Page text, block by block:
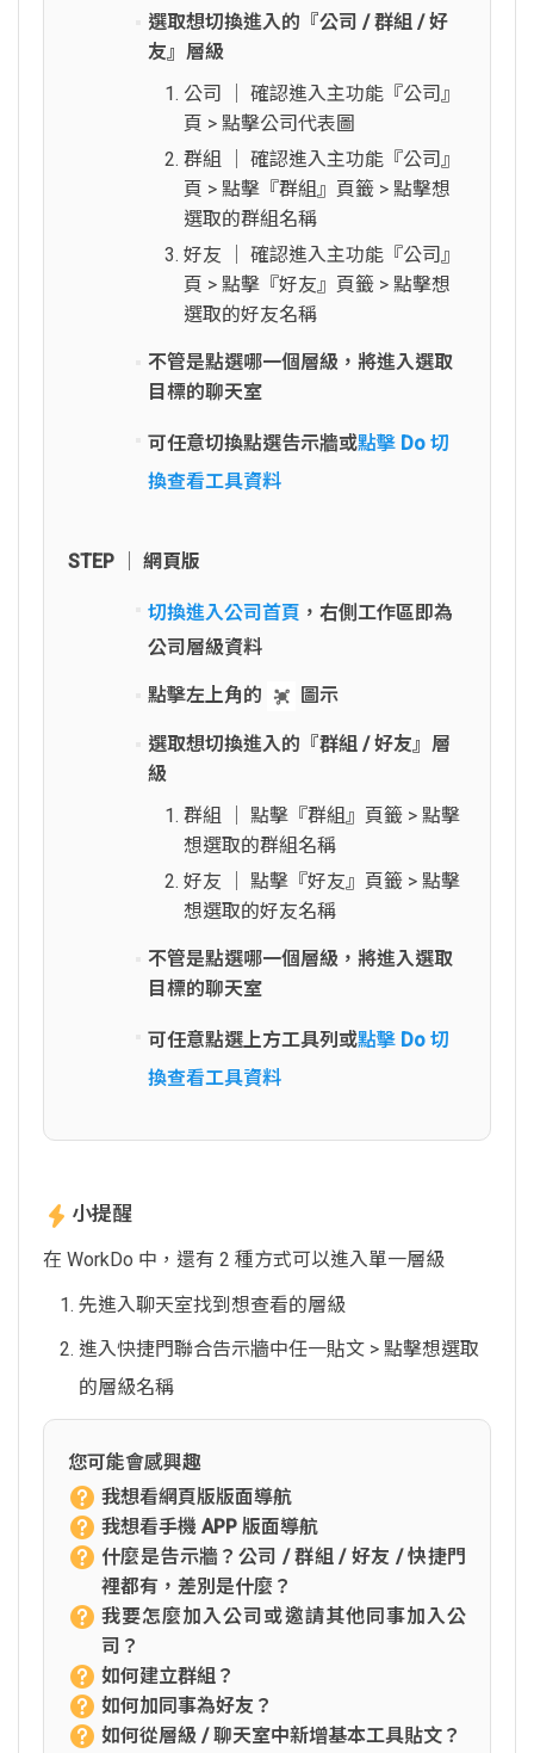
選取想切換進入的『公司 / 群組 / 好
友』層級
公司 │ 確認進入主功能『公司』
頁 > 點擊公司代表圖
群組 │ 確認進入主功能『公司』
頁 > 點擊『群組』頁籤 > 點擊想
選取的群組名稱
好友 │ 確認進入主功能『公司』
頁 > 點擊『好友』頁籤 > 點擊想
選取的好友名稱
不管是點選哪一個層級，將進入選取
目標的聊天室
可任意切換點選告示牆或點擊 Do 切
換查看工具資料
STEP │ 網頁版
切換進入公司首頁 ，右側工作區即為
公司層級資料
點擊左上角的 圖示
選取想切換進入的『群組 / 好友』層
級
群組 │ 點擊『群組』頁籤 > 點擊
想選取的群組名稱
好友 │ 點擊『好友』頁籤 > 點擊
想選取的好友名稱
不管是點選哪一個層級，將進入選取
目標的聊天室
可任意點選上方工具列或點擊 Do 切
換查看工具資料
小提醒
在 WorkDo 中，還有 2 種方式可以進入單一層級
先進入聊天室找到想查看的層級
進入快捷門聯合告示牆中任一貼文 > 點擊想選取
的層級名稱
您可能會感興趣
我想看網頁版版面導航
我想看手機 APP 版面導航
什麼是告示牆？公司 / 群組 / 好友 / 快捷門
裡都有，差別是什麼？
我要怎麼加入公司或邀請其他同事加入公
司？
如何建立群組？
如何加同事為好友？
如何從層級 / 聊天室中新增基本工具貼文？